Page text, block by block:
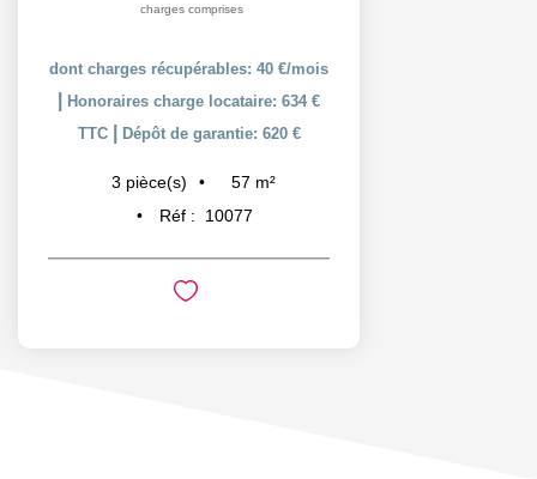
charges comprises
dont charges récupérables: 40 €/mois
Honoraires charge locataire: 634 €
TTC
Dépôt de garantie: 620 €
3 pièce(s) 57 m²
Réf :
10077